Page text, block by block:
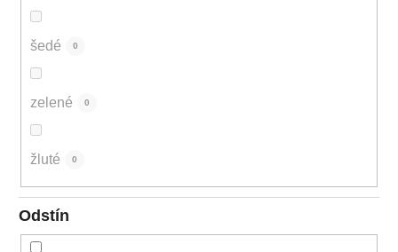
šedé 0
zelené 0
žluté 0
Odstín